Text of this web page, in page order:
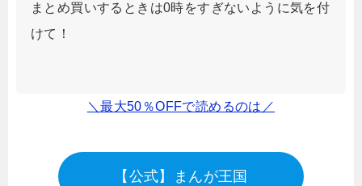
まとめ買いするときは0時をすぎないように気を付
けて！
＼最大50％OFFで読めるのは／
【公式】まんが王国